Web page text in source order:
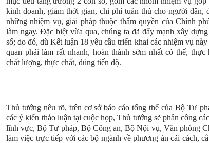
kinh doanh, giảm thời gian, chi phí tuân thủ cho người dân,
những nhiệm vụ, giải pháp thuộc thẩm quyền của Chính
làm ngay. Đặc biệt vừa qua, chúng ta đã đẩy mạnh xây
số; do đó, dù Kết luận 18 yêu cầu triển khai các nhiệm vụ
quan phải làm rất nhanh, hoàn thành sớm nhất có thể,
chất lượng, thực chất, đúng tiến độ.
Thủ tướng nêu rõ, trên cơ sở báo cáo tổng thể của Bộ Tư
các ý kiến thảo luận tại cuộc họp, Thủ tướng sẽ phân công
lĩnh vực, Bộ Tư pháp, Bộ Công an, Bộ Nội vụ, Văn phòng
làm việc trực tiếp với các bộ ngành về phương án cải cách,